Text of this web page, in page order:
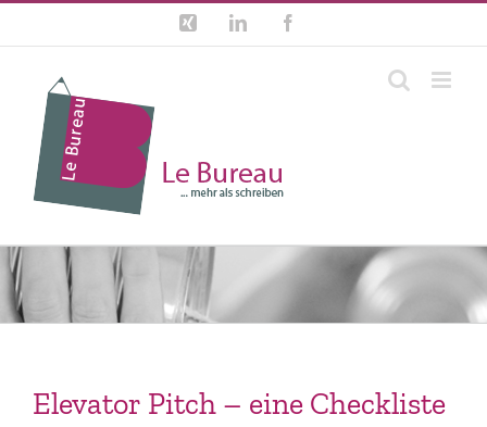
Zum
springen
Xing LinkedIn
Elevator Pitch – eine Checkliste